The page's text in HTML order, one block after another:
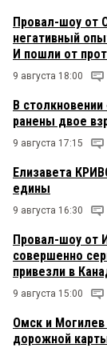
Провал-шоу от
негативный
И пошли от
9 августа 18:00
В
ранены двое
9 августа 17:15
Елизавета
едины
9 августа 16:30
Провал-шоу от
совершенно
привезли в
9 августа 15:00
Омск и Могилев
дорожной